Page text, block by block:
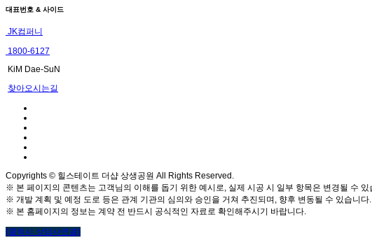
대표번호 & 사이드
JK컴퍼니
1800-6127
KiM Dae-SuN
찾아오시는길
Copyrights © 힐스테이트 더샵 상생공원 All Rights Reserved.
※ 본 페이지의 콘텐츠는 고객님의 이해를 돕기 위한 예시로, 실제 시공 시 일부 항목은 변경될 수 있
※ 개발 계획 및 예정 도로 등은 관계 기관의 심의와 승인을 거쳐 추진되며, 향후 변동될 수 있습니다.
※ 본 홈페이지의 정보는 계약 전 반드시 공식적인 자료로 확인해주시기 바랍니다.
(클릭시 상담사연결)